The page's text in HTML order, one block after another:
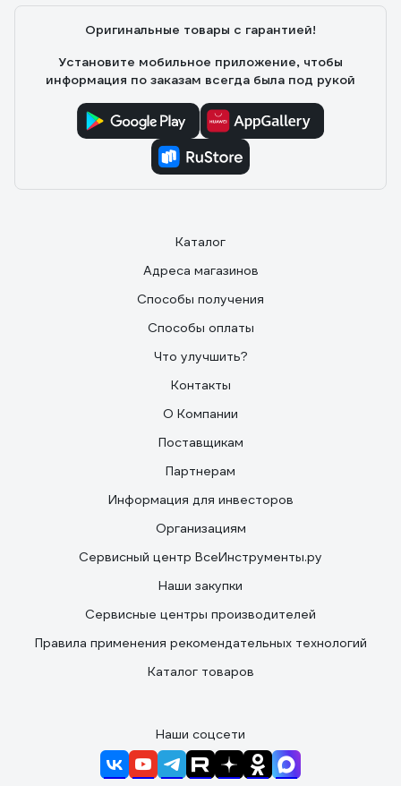
Оригинальные товары с гарантией!
Установите мобильное приложение, чтобы
информация по заказам всегда была под рукой
Каталог
Адреса магазинов
Способы получения
Способы оплаты
Что улучшить?
Контакты
О Компании
Поставщикам
Партнерам
Информация для инвесторов
Организациям
Сервисный центр ВсеИнструменты.ру
Наши закупки
Сервисные центры производителей
Правила применения рекомендательных технологий
Каталог товаров
Наши соцсети